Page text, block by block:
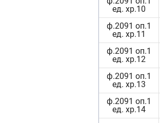
ед. хр.10
ф.2091 оп.1
ед. хр.11
ф.2091 оп.1
ед. хр.12
ф.2091 оп.1
ед. хр.13
ф.2091 оп.1
ед. хр.14